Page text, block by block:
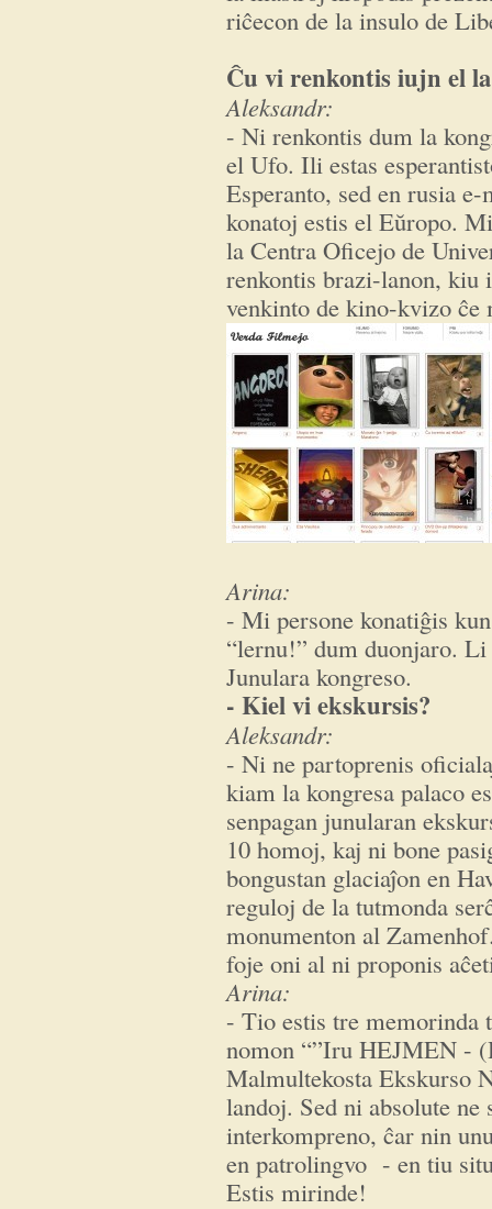
riĉecon de la insulo de
Ĉu vi renkontis iujn el
Aleksandr:
- Ni renkontis dum la
el Ufo. Ili estas
Esperanto, sed en rusia
konatoj estis el Eŭropo.
la Centra Oficejo de
renkontis brazi-lanon, kiu
venkinto de kino-kvizo ĉe
Arina:
- Mi persone konatiĝis
“lernu!” dum duonjaro.
Junulara kongreso.
- Kiel vi ekskursis?
Aleksandr:
- Ni ne partoprenis
kiam la kongresa palaco
senpagan junularan
10 homoj, kaj ni bone
bongustan glaciaĵon en
reguloj de la tutmonda
monumenton al
foje oni al ni proponis
Arina:
- Tio estis tre memorinda
nomon “”Iru HEJMEN -
Malmultekosta Ekskurso
landoj. Sed ni absolute
interkompreno, ĉar nin
en patrolingvo - en tiu
Estis mirinde!